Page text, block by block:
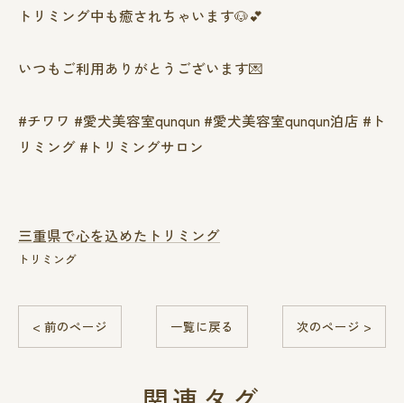
トリミング中も癒されちゃいます🐶💕
いつもご利用ありがとうございます💌
#チワワ #愛犬美容室qunqun #愛犬美容室qunqun泊店 #ト
リミング #トリミングサロン
三重県で心を込めたトリミング
トリミング
< 前のページ 一覧に戻る 次のページ >